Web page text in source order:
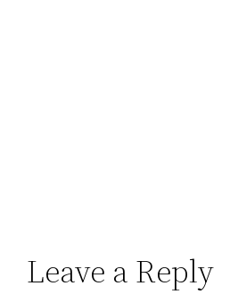
Leave a Reply